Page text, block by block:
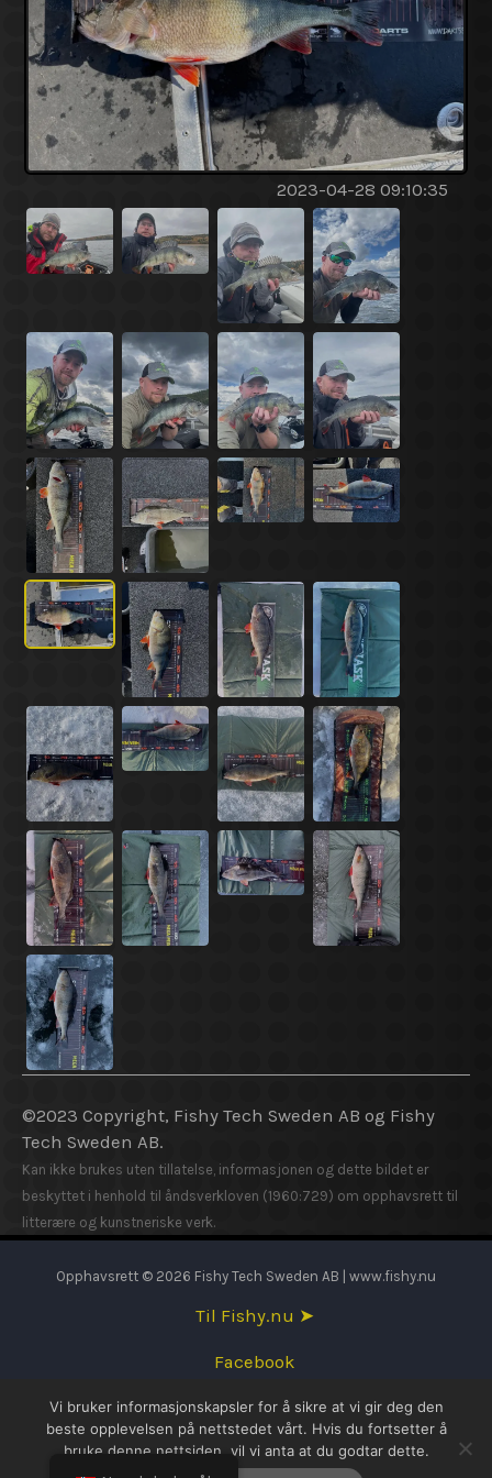
2023-04-28 09:10:35
©2023 Copyright, Fishy Tech Sweden AB og Fishy
Tech Sweden AB.
Kan ikke brukes uten tillatelse, informasjonen og dette bildet er
beskyttet i henhold til åndsverkloven (1960:729) om opphavsrett til
litterære og kunstneriske verk.
Opphavsrett © 2026 Fishy Tech Sweden AB | www.fishy.nu
Til Fishy.nu ➤
Facebook
English
Svenska
Vi bruker informasjonskapsler for å sikre at vi gir deg den
beste opplevelsen på nettstedet vårt. Hvis du fortsetter å
bruke denne nettsiden, vil vi anta at du godtar dette.